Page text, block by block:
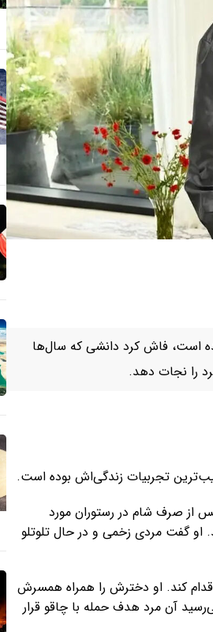
است، فاش کرد دانشی که سال‌ها
را نجات دهد.
تجربیات زندگی‌اش بوده است.
از صرف شام در رستوران مورد
او گفت مردی زخمی و در حال تلوتلو
کند. او دخترش را همراه همسرش
آن مرد هدف حمله با چاقو قرار